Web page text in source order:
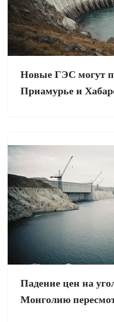
Новые ГЭС могут
Приамурье и
Падение цен на
Монголию